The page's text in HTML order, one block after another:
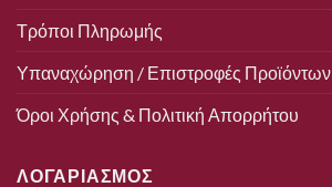
Τρόποι Πληρωμής
Υπαναχώρηση / Επιστροφές Προϊόντων
Όροι Χρήσης & Πολιτική Απορρήτου
ΛΟΓΑΡΙΑΣΜΟΣ